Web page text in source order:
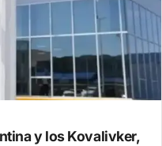
y los Kovalivker,